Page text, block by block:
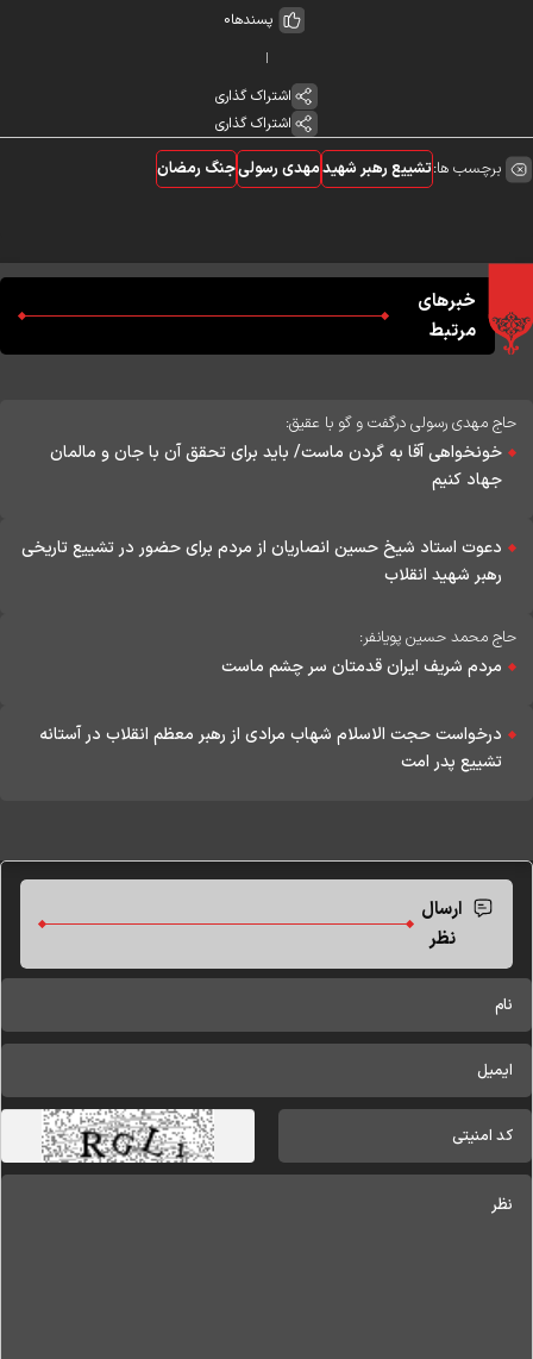
پسندها0
اشتراک گذاری
اشتراک گذاری
برچسب ها:تشییع رهبر شهیدمهدی رسولیجنگ رمضان
خبرهای
مرتبط
حاج مهدی رسولی درگفت و گو با عقیق:
خونخواهی آقا به گردن ماست/ باید برای تحقق آن با جان و مالمان
جهاد کنیم
دعوت استاد شیخ حسین انصاریان از مردم برای حضور در تشییع تاریخی
رهبر شهید انقلاب
حاج محمد حسین پویانفر:
مردم شریف ایران قدمتان سر چشم ماست
درخواست حجت الاسلام شهاب مرادی از رهبر معظم انقلاب در آستانه
تشییع پدر امت
ارسال
نظر